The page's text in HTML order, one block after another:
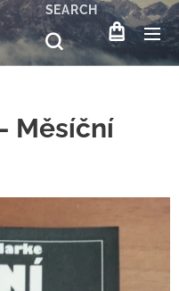
SEARCH
Měsíční